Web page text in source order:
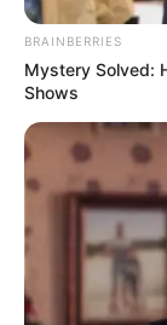
Ministério
Ministério da
única contra o HPV
PublicadonoJASB
Grupos no WhatsApp
o câncer de colo
vírus e permite
BRAINBERRIES
Mystery Solved:
Shows